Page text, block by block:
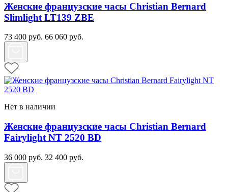
Женские французские часы Christian Bernard
Slimlight LT139 ZBE
73 400 руб. 66 060 руб.
Нет в наличии
Женские французские часы Christian Bernard
Fairylight NT 2520 BD
36 000 руб. 32 400 руб.